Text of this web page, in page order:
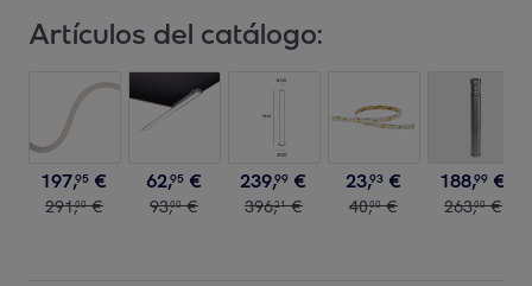
Artículos del catálogo:
197,95 €
291,00 €
62,95 €
93,00 €
239,99 €
396,21 €
23,93 €
40,00 €
188,99 €
263,00 €